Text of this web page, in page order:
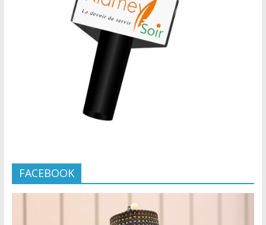
FACEBOOK